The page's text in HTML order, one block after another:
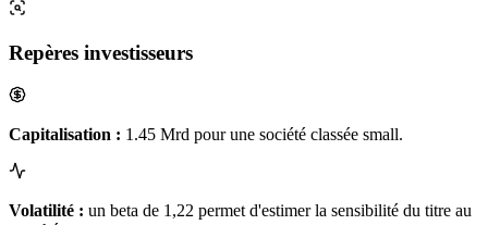
Repères investisseurs
Capitalisation : 1.45 Mrd pour une société classée small.
Volatilité : un beta de 1,22 permet d'estimer la sensibilité du titre au